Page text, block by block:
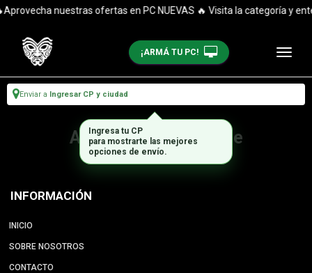
nuestras ofertas en PC NUEVAS 🔥 Visita la categoría y
¡ARMÁ TU PC!
Enviar a Ingresar CP y ciudad
Artículo no disponible
INFORMACIÓN
INICIO
SOBRE NOSOTROS
CONTACTO
Ingresa tu CP
para mostrarte las mejores
opciones de envío.